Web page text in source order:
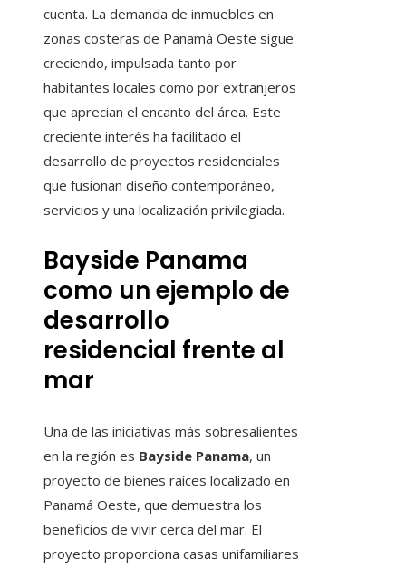
cuenta. La demanda de inmuebles en
zonas costeras de Panamá Oeste sigue
creciendo, impulsada tanto por
habitantes locales como por extranjeros
que aprecian el encanto del área. Este
creciente interés ha facilitado el
desarrollo de proyectos residenciales
que fusionan diseño contemporáneo,
servicios y una localización privilegiada.
Bayside Panama
como un ejemplo de
desarrollo
residencial frente al
mar
Una de las iniciativas más sobresalientes
en la región es Bayside Panama, un
proyecto de bienes raíces localizado en
Panamá Oeste, que demuestra los
beneficios de vivir cerca del mar. El
proyecto proporciona casas unifamiliares